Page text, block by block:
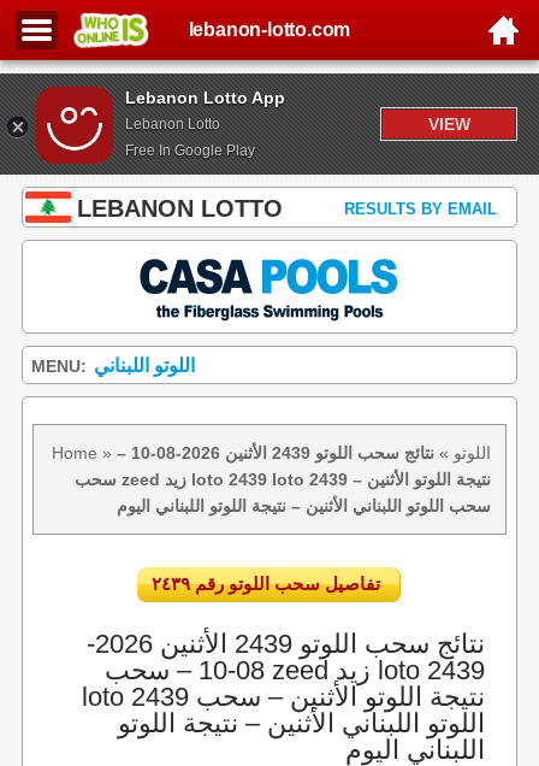
Lebanon Lotto App
Lebanon Lotto
Free In Google Play
VIEW
lebanon-lotto.com
LEBANON LOTTO RESULTS BY EMAIL
MENU: اللوتو اللبناني
Home » اللوتو »
نتائج سحب اللوتو 2439 الأثنين 2026-08-10 –
سحب zeed زيد loto 2439 loto 2439 نتيجة اللوتو الأثنين –
سحب اللوتو اللبناني الأثنين – نتيجة اللوتو اللبناني اليوم
تفاصيل سحب اللوتو رقم ٢٤٣٩
نتائج سحب اللوتو 2439 الأثنين 2026-
08-10 – سحب zeed زيد loto 2439
loto 2439 نتيجة اللوتو الأثنين – سحب
اللوتو اللبناني الأثنين – نتيجة اللوتو
اللبناني اليوم